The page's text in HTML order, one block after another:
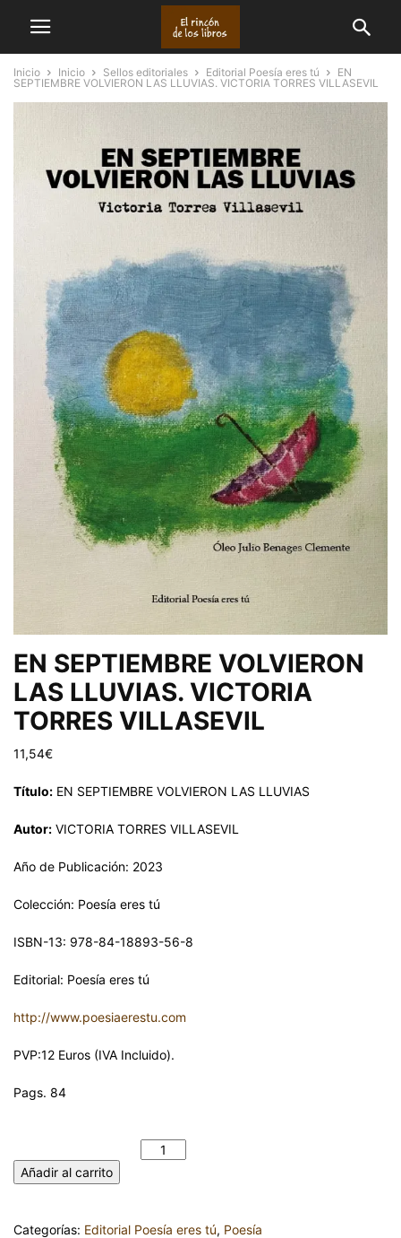
Inicio Inicio Sellos editoriales Editorial Poesía eres tú
EN
SEPTIEMBRE VOLVIERON LAS LLUVIAS. VICTORIA TORRES VILLASEVIL
EN SEPTIEMBRE VOLVIERON
LAS LLUVIAS. VICTORIA
TORRES VILLASEVIL
11,54€
Título: EN SEPTIEMBRE VOLVIERON LAS LLUVIAS
Autor: VICTORIA TORRES VILLASEVIL
Año de Publicación: 2023
Colección: Poesía eres tú
ISBN-13: 978-84-18893-56-8
Editorial: Poesía eres tú
http://www.poesiaerestu.com
PVP:12 Euros (IVA Incluido).
Pags. 84
Añadir al carrito
Categorías: Editorial Poesía eres tú, Poesía